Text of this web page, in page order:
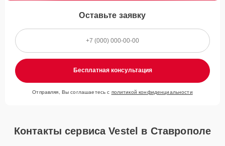
Оставьте заявку
Бесплатная консультация
Отправляя, Вы соглашаетесь с политикой конфиденциальности
Контакты сервиса Vestel в Ставрополе